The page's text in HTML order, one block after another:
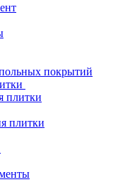
покрытий
плитки
плитки